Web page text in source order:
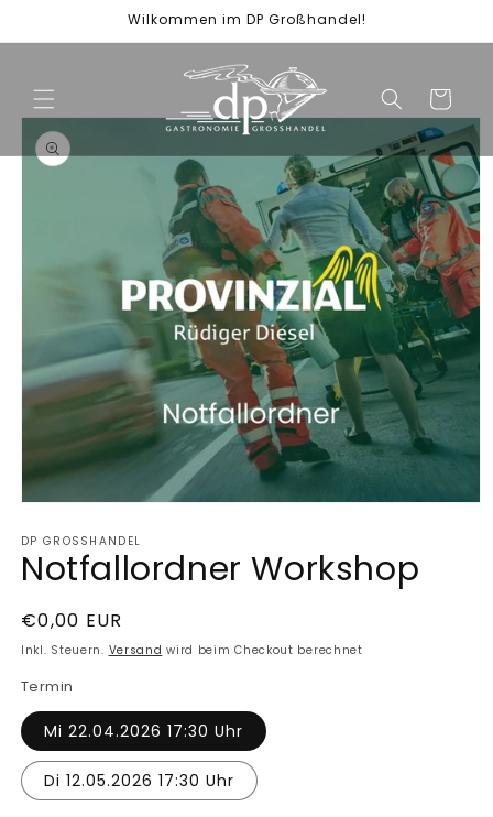
Inhalt
Wilkommen im DP Großhandel!
Warenkorb
in
Modal
öffnen
DP GROSSHANDEL
Notfallordner Workshop
Normaler
Preis
€0,00 EUR
Inkl. Steuern. Versand wird beim Checkout berechnet
Termin
Mi 22.04.2026 17:30 Uhr
Di 12.05.2026 17:30 Uhr